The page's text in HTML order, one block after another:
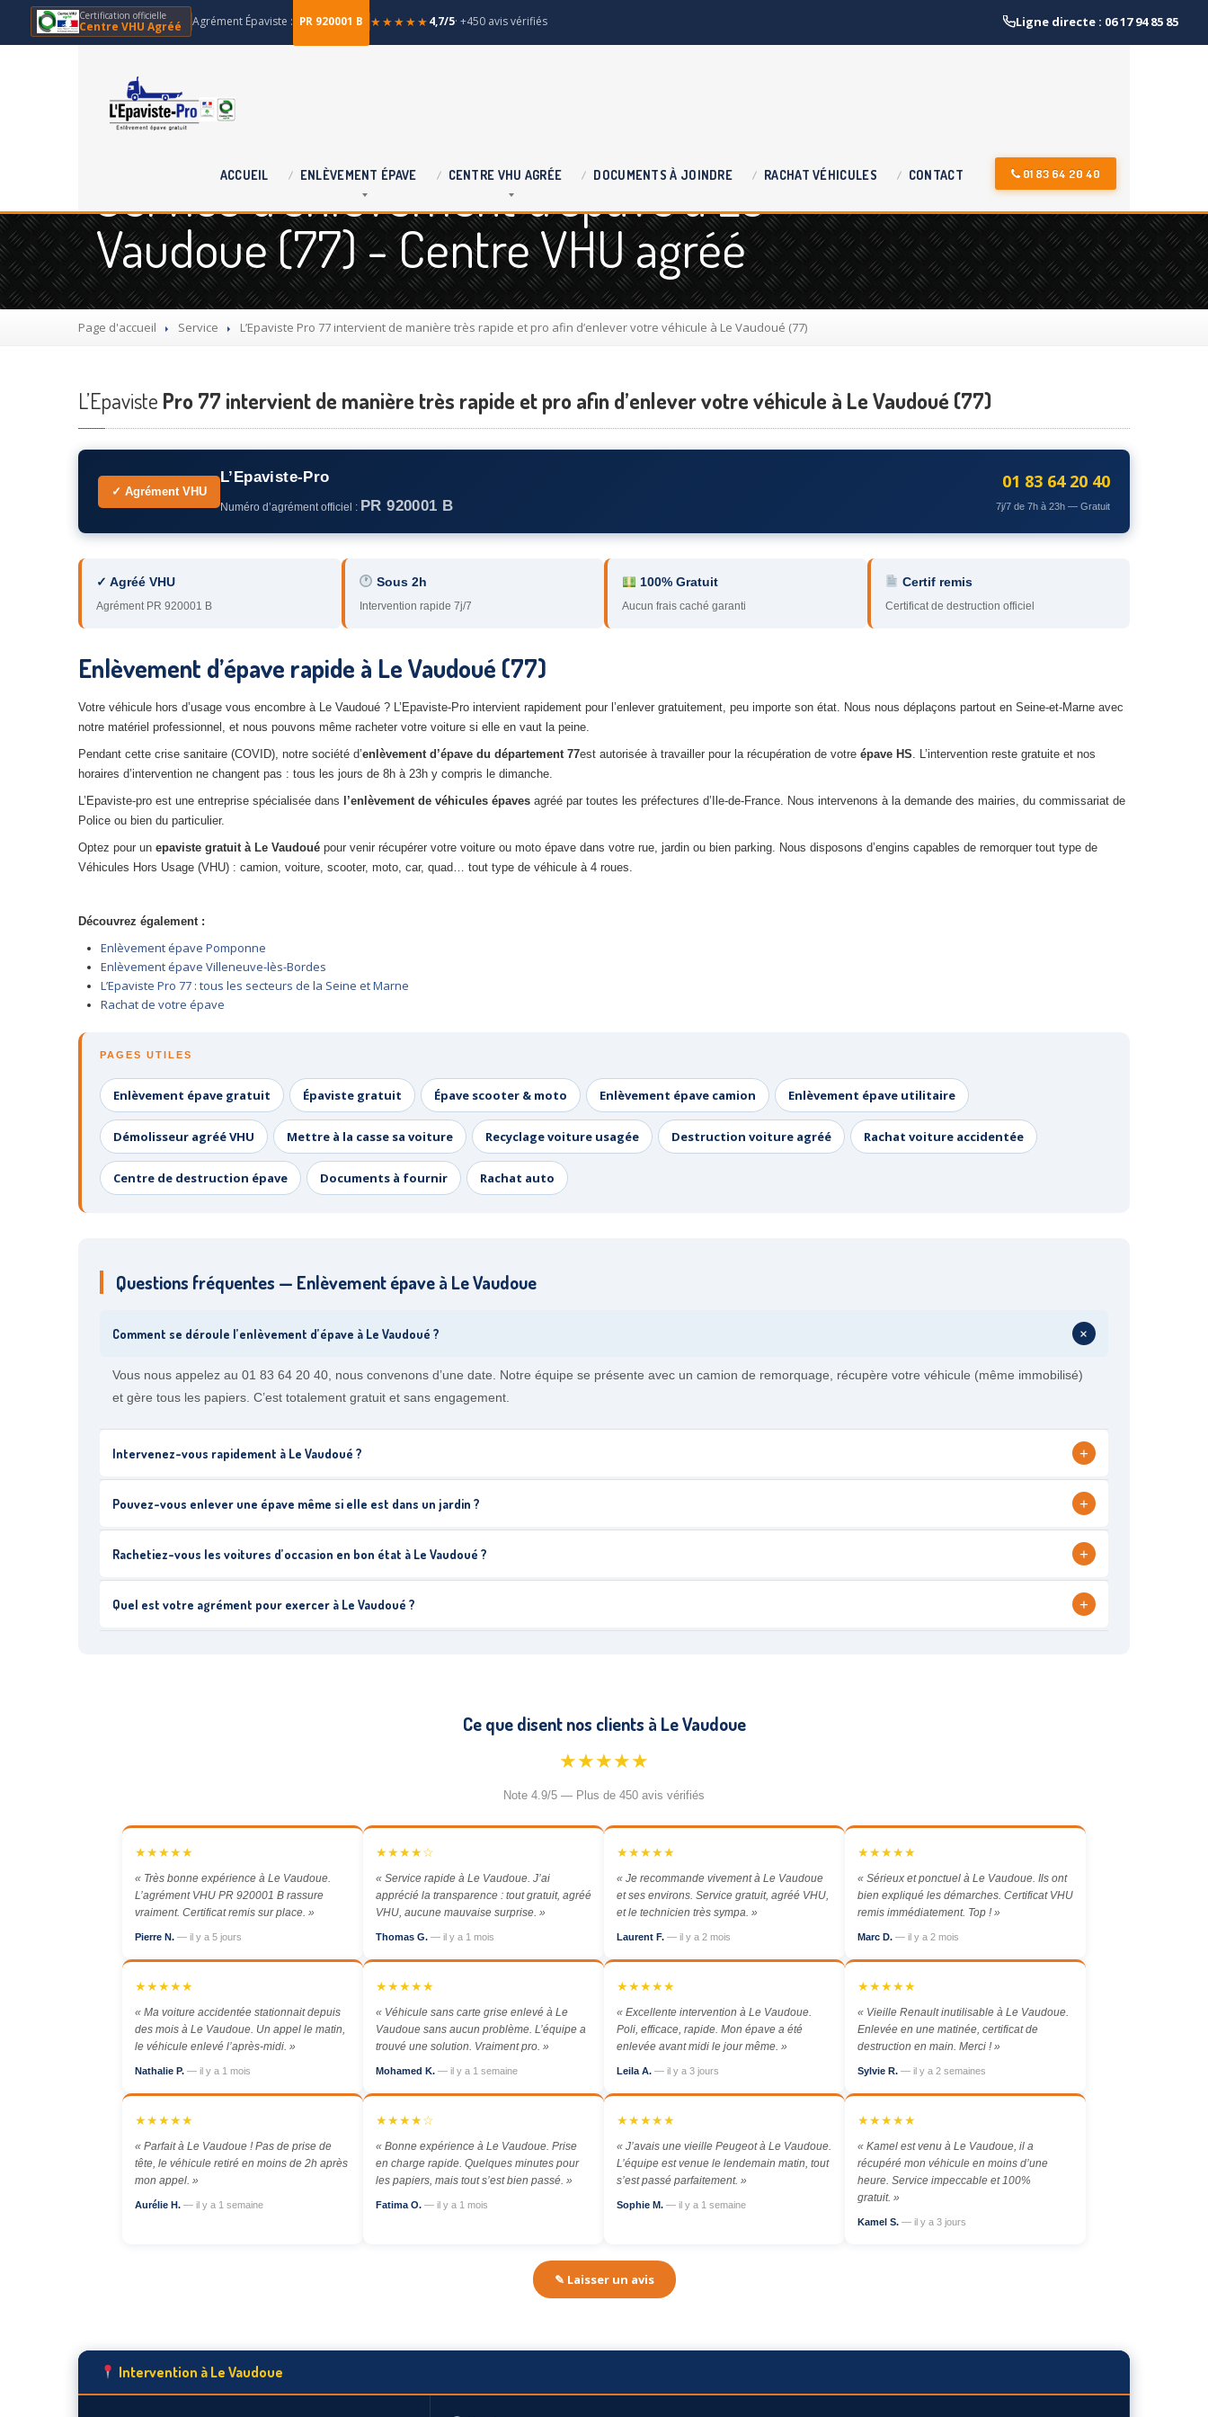
Certification officielle
Centre VHU Agréé Agrément Épaviste : PR 920001 B ★★★★★4,7/5· +450 avis vérifiés Ligne directe : 06 17 94 85 85
ACCUEIL ENLÈVEMENT ÉPAVE CENTRE VHU AGRÉE DOCUMENTS À JOINDRE RACHAT VÉHICULES CONTACT 01 83 64 20 40
Service d'enlèvement d'épave à Le
Vaudoue (77) - Centre VHU agréé
Page d'accueil Service L’Epaviste Pro 77 intervient de manière très rapide et pro afin d’enlever votre véhicule à Le Vaudoué (77)
L’Epaviste Pro 77 intervient de manière très rapide et pro afin d’enlever votre véhicule à Le Vaudoué (77)
✓ Agrément VHU
L’Epaviste-Pro
Numéro d’agrément officiel : PR 920001 B
01 83 64 20 40
7j/7 de 7h à 23h — Gratuit
✓ Agréé VHU
Agrément PR 920001 B
Sous 2h
Intervention rapide 7j/7
100% Gratuit
Aucun frais caché garanti
Certif remis
Certificat de destruction officiel
Enlèvement d’épave rapide à Le Vaudoué (77)
Votre véhicule hors d’usage vous encombre à Le Vaudoué ? L’Epaviste-Pro intervient rapidement pour l’enlever gratuitement, peu importe son état. Nous nous déplaçons partout en Seine-et-Marne avec
notre matériel professionnel, et nous pouvons même racheter votre voiture si elle en vaut la peine.
Pendant cette crise sanitaire (COVID), notre société d’enlèvement d’épave du département 77est autorisée à travailler pour la récupération de votre épave HS. L’intervention reste gratuite et nos
horaires d’intervention ne changent pas : tous les jours de 8h à 23h y compris le dimanche.
L’Epaviste-pro est une entreprise spécialisée dans
l’enlèvement de véhicules épaves agréé par toutes les préfectures d’Ile-de-France. Nous intervenons à la demande des mairies, du commissariat de
Police ou bien du particulier.
Optez pour un epaviste gratuit à Le Vaudoué pour venir récupérer votre voiture ou moto épave dans votre rue, jardin ou bien parking. Nous disposons d’engins capables de remorquer tout type de
Véhicules Hors Usage (VHU) : camion, voiture, scooter, moto, car, quad… tout type de véhicule à 4 roues.
Découvrez également :
Enlèvement épave Pomponne
Enlèvement épave Villeneuve-lès-Bordes
L’Epaviste Pro 77 : tous les secteurs de la Seine et Marne
Rachat de votre épave
PAGES UTILES
Enlèvement épave gratuit Épaviste gratuit Épave scooter & moto Enlèvement épave camion Enlèvement épave utilitaire
Démolisseur agréé VHU Mettre à la casse sa voiture Recyclage voiture usagée Destruction voiture agréé Rachat voiture accidentée
Centre de destruction épave Documents à fournir Rachat auto
Questions fréquentes — Enlèvement épave à Le Vaudoue
Comment se déroule l’enlèvement d’épave à Le Vaudoué ? +
Vous nous appelez au 01 83 64 20 40, nous convenons d’une date. Notre équipe se présente avec un camion de remorquage, récupère votre véhicule (même immobilisé)
et gère tous les papiers. C’est totalement gratuit et sans engagement.
Intervenez-vous rapidement à Le Vaudoué ? +
Pouvez-vous enlever une épave même si elle est dans un jardin ? +
Rachetiez-vous les voitures d’occasion en bon état à Le Vaudoué ? +
Quel est votre agrément pour exercer à Le Vaudoué ? +
Ce que disent nos clients à Le Vaudoue
★★★★★
Note 4.9/5 — Plus de 450 avis vérifiés
★★★★★
« Très bonne expérience à Le Vaudoue.
L’agrément VHU PR 920001 B rassure
vraiment. Certificat remis sur place. »
Pierre N. — il y a 5 jours
★★★★☆
« Service rapide à Le Vaudoue. J’ai
apprécié la transparence : tout gratuit, agréé
VHU, aucune mauvaise surprise. »
Thomas G. — il y a 1 mois
★★★★★
« Je recommande vivement à Le Vaudoue
et ses environs. Service gratuit, agréé VHU,
et le technicien très sympa. »
Laurent F. — il y a 2 mois
★★★★★
« Sérieux et ponctuel à Le Vaudoue. Ils ont
bien expliqué les démarches. Certificat VHU
remis immédiatement. Top ! »
Marc D. — il y a 2 mois
★★★★★
« Ma voiture accidentée stationnait depuis
des mois à Le Vaudoue. Un appel le matin,
le véhicule enlevé l’après-midi. »
Nathalie P. — il y a 1 mois
★★★★★
« Véhicule sans carte grise enlevé à Le
Vaudoue sans aucun problème. L’équipe a
trouvé une solution. Vraiment pro. »
Mohamed K. — il y a 1 semaine
★★★★★
« Excellente intervention à Le Vaudoue.
Poli, efficace, rapide. Mon épave a été
enlevée avant midi le jour même. »
Leila A. — il y a 3 jours
★★★★★
« Vieille Renault inutilisable à Le Vaudoue.
Enlevée en une matinée, certificat de
destruction en main. Merci ! »
Sylvie R. — il y a 2 semaines
★★★★★
« Parfait à Le Vaudoue ! Pas de prise de
tête, le véhicule retiré en moins de 2h après
mon appel. »
Aurélie H. — il y a 1 semaine
★★★★☆
« Bonne expérience à Le Vaudoue. Prise
en charge rapide. Quelques minutes pour
les papiers, mais tout s’est bien passé. »
Fatima O. — il y a 1 mois
★★★★★
« J’avais une vieille Peugeot à Le Vaudoue.
L’équipe est venue le lendemain matin, tout
s’est passé parfaitement. »
Sophie M. — il y a 1 semaine
★★★★★
« Kamel est venu à Le Vaudoue, il a
récupéré mon véhicule en moins d’une
heure. Service impeccable et 100%
gratuit. »
Kamel S. — il y a 3 jours
✎ Laisser un avis
Intervention à Le Vaudoue